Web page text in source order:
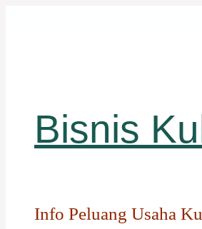
Bisnis
Info Peluang Usaha